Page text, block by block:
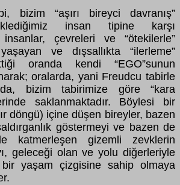
bizim “aşırı bireyci davranış”
insan tipine karşı
çevreleri ve “ötekilerle”
ve dışsallıkta “ilerleme”
oranda kendi “EGO”sunun
oralarda, yani Freudcu tabirle
bizim tabirimize göre “kara
saklanmaktadır. Böylesi bir
döngü) içine düşen bireyler, bazen
göstermeyi ve bazen de
katmerleşen gizemli zevklerin
geleceği olan ve yolu diğerleriyle
bir yaşam çizgisine sahip olmaya